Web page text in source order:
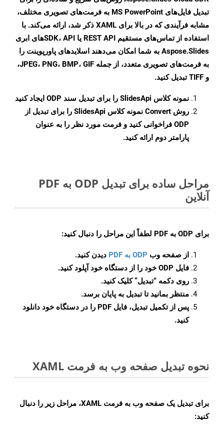
تبدیل فایل‌های MS PowerPoint به فرمت‌های تصویری مختلف،
مشابه فرآیندی که در بالا برای XAML ذکر شد، ارائه می‌کند. با
استفاده از تماس‌های مستقیم REST API یا SDK، APIهای ابری
Aspose.Slides به شما امکان می‌دهند اسلایدهای پاورپوینت را
به فرمت‌های تصویری متعدد، از جمله JPEG، PNG، BMP، GIF،
و TIFF تبدیل کنید.
نمونه کلاس SlidesApi را برای تبدیل سند ODP ایجاد کنید
روش Convert
نمونه کلاس SlidesApi را برای تبدیل از
ODP فراخوانی کنید و فرمت مورد نظر را به عنوان
پارامتر دوم ارائه کنید.
مراحل ساده برای تبدیل ODP به PDF
آنلاین
برای ODP به PDF لطفاً این مراحل را دنبال کنید:
از صفحه وب ODP به PDF
دیدن کنید.
فایل ODP خود را از دستگاه خود آپلود کنید.
روی دکمه “تبدیل”کلیک کنید.
منتظر بمانید تا تبدیل به پایان برسد.
پس از تکمیل تبدیل، فایل PDF را در دستگاه خود دانلود
کنید.
نحوه تبدیل صفحه وب به فرمت XAML
برای تبدیل یک صفحه وب به فرمت XAML، مراحل زیر را دنبال
کنید: